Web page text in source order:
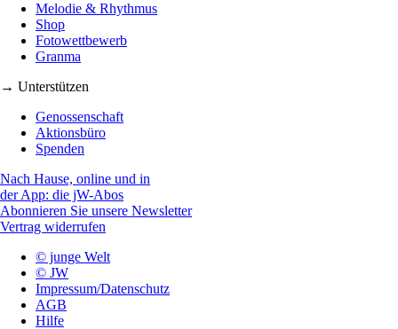
Melodie & Rhythmus
Shop
Fotowettbewerb
Granma
→ Unterstützen
Genossenschaft
Aktionsbüro
Spenden
Nach Hause, online und in
der App: die jW-Abos
Abonnieren Sie unsere Newsletter
Vertrag widerrufen
© junge Welt
© JW
Impressum/Datenschutz
AGB
Hilfe